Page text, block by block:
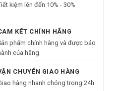
kiệm lên đến 10% - 30%
KẾT CHÍNH HÃNG
phẩm chính hàng và được bảo
của hãng
CHUYỂN GIAO HÀNG
hàng nhanh chóng trong 24h